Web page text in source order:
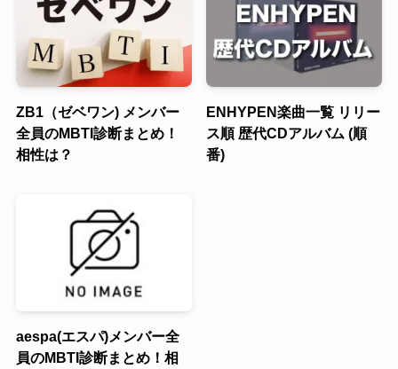
ZB1（ゼベワン) メンバー
全員のMBTI診断まとめ！
相性は？
ENHYPEN楽曲一覧 リリー
ス順 歴代CDアルバム (順
番)
aespa(エスパ)メンバー全
員のMBTI診断まとめ！相